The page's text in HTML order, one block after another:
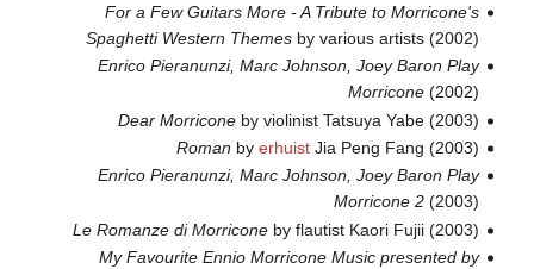
For a Few Guitars More - A Tribute to Morricone's
Spaghetti Western Themesby various artists (2002)
Enrico Pieranunzi, Marc Johnson, Joey Baron Play
Morricone(2002)
Dear Morriconeby violinist Tatsuya Yabe (2003)
RomanbyerhuistJia Peng Fang (2003)
Enrico Pieranunzi, Marc Johnson, Joey Baron Play
Morricone 2(2003)
Le Romanze di Morriconeby flautist Kaori Fujii (2003)
My Favourite Ennio Morricone Music presented by